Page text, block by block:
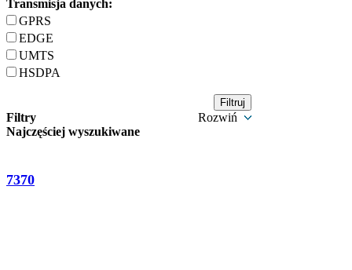
Transmisja danych:
GPRS
EDGE
UMTS
HSDPA
Filtry
Rozwiń
Najczęściej wyszukiwane
7370